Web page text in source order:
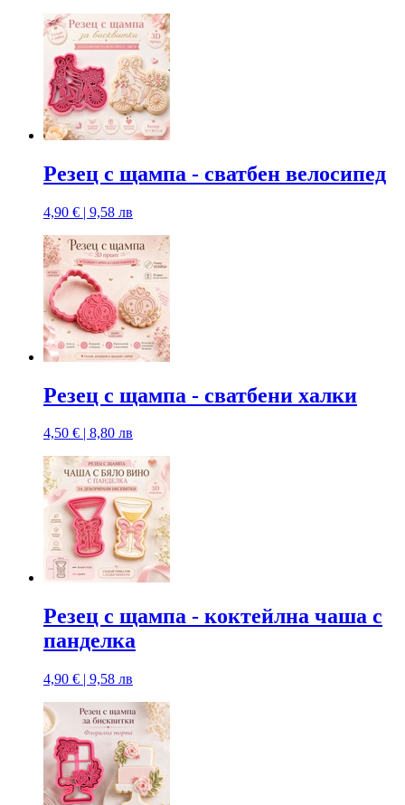
Резец с щампa - сватбен велосипед
4,90 € | 9,58 лв
Резец с щампa - сватбени халки
4,50 € | 8,80 лв
Резец с щампa - коктейлна чаша с
панделка
4,90 € | 9,58 лв